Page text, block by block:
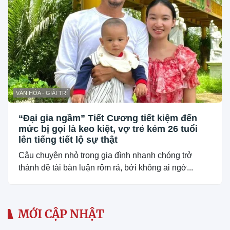
VĂN HÓA - GIẢI TRÍ
“Đại gia ngầm” Tiết Cương tiết kiệm đến
mức bị gọi là keo kiệt, vợ trẻ kém 26 tuổi
lên tiếng tiết lộ sự thật
Câu chuyện nhỏ trong gia đình nhanh chóng trở
thành đề tài bàn luận rôm rả, bởi không ai ngờ...
MỚI CẬP NHẬT